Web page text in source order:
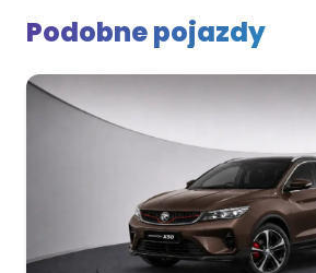
Podobne pojazdy